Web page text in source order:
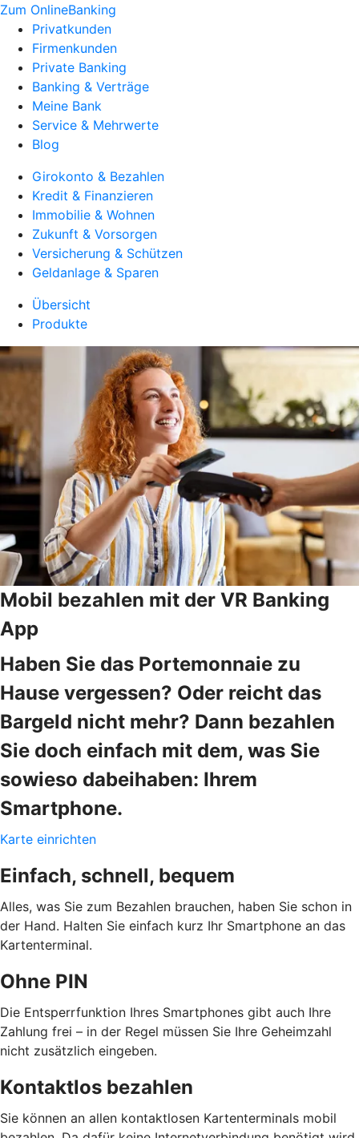
Zum OnlineBanking
Privatkunden
Firmenkunden
Private Banking
Banking & Verträge
Meine Bank
Service & Mehrwerte
Blog
Girokonto & Bezahlen
Kredit & Finanzieren
Immobilie & Wohnen
Zukunft & Vorsorgen
Versicherung & Schützen
Geldanlage & Sparen
Übersicht
Produkte
Mobil bezahlen mit der VR Banking
App
Haben Sie das Portemonnaie zu
Hause vergessen? Oder reicht das
Bargeld nicht mehr? Dann bezahlen
Sie doch einfach mit dem, was Sie
sowieso dabeihaben: Ihrem
Smartphone.
Karte einrichten
Einfach, schnell, bequem
Alles, was Sie zum Bezahlen brauchen, haben Sie schon in
der Hand. Halten Sie einfach kurz Ihr Smartphone an das
Kartenterminal.
Ohne PIN
Die Entsperrfunktion Ihres Smartphones gibt auch Ihre
Zahlung frei – in der Regel müssen Sie Ihre Geheimzahl
nicht zusätzlich eingeben.
Kontaktlos bezahlen
Sie können an allen kontaktlosen Kartenterminals mobil